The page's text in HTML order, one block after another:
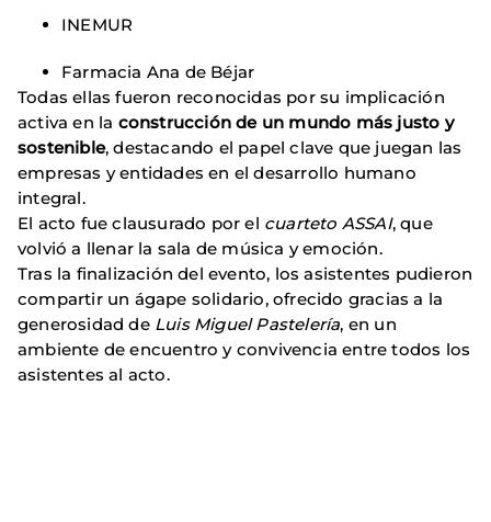
INEMUR
Farmacia Ana de Béjar
Todas ellas fueron reconocidas por su implicación
activa en la construcción de un mundo más justo y
sostenible, destacando el papel clave que juegan las
empresas y entidades en el desarrollo humano
integral.
El acto fue clausurado por el cuarteto ASSAI, que
volvió a llenar la sala de música y emoción.
Tras la finalización del evento, los asistentes pudieron
compartir un ágape solidario, ofrecido gracias a la
generosidad de Luis Miguel Pastelería, en un
ambiente de encuentro y convivencia entre todos los
asistentes al acto.